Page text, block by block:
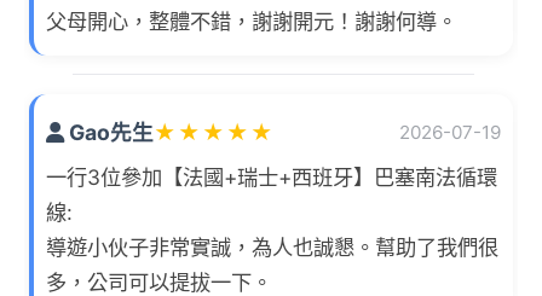
父母開心，整體不錯，謝謝開元！謝謝何導。
Gao先生★ ★ ★ ★ ★ 2026-07-19
一行3位參加【法國+瑞士+西班牙】巴塞南法循環
線:
導遊小伙子非常實誠，為人也誠懇。幫助了我們很
多，公司可以提拔一下。